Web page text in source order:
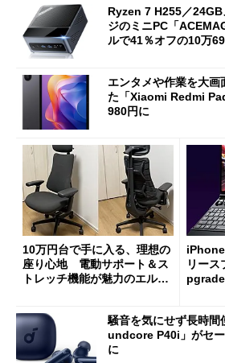
Ryzen 7 H255／
ジのミニPC「
ルで41％オフの10万
エンタメや作業を大画
た「Xiaomi Redmi
980円に
10万円台で手に入る、理想の
座り心地 電動サポート＆ス
トレッチ機能が魅力のエルゴ
リー
ut」が
騒音を気にせず長時
undcore P40i」がセ
に